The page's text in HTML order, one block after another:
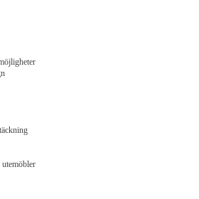
utemöbler